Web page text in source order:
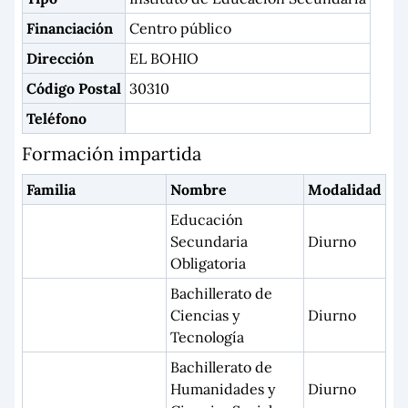
Financiación
Centro público
Dirección
EL BOHIO
Código Postal 30310
Teléfono
Formación impartida
Familia Nombre
Modalidad
Educación
Secundaria
Obligatoria
Diurno
Bachillerato de
Ciencias y
Tecnología
Diurno
Bachillerato de
Humanidades y
Diurno